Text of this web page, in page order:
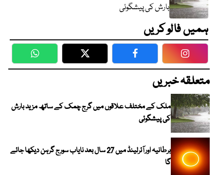
بارش کی پیشگوئی
ہمیں فالو کریں
WhatsApp Twitter Facebook
متعلقہ خبریں
ملک کے مختلف علاقوں میں گرج چمک کے ساتھ مزید بارش
کی پیشگوئی
برطانیہ اور آئرلینڈ میں 27 سال بعد نایاب سورج گرہن دیکھا جائے
گا